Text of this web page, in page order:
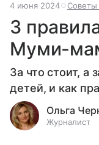
4 июня 2024
3
Муми-
За что стоит, а
детей, и как
Ольга
Журналист